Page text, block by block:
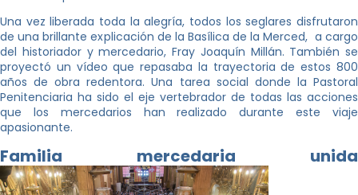
Una vez liberada toda la alegría, todos los seglares disfrutaron
de una brillante explicación de la Basílica de la Merced, a cargo
del historiador y mercedario, Fray Joaquín Millán. También se
proyectó un vídeo que repasaba la trayectoria de estos 800
años de obra redentora. Una tarea social donde la Pastoral
Penitenciaria ha sido el eje vertebrador de todas las acciones
que los mercedarios han realizado durante este viaje
apasionante.
Familia mercedaria unida